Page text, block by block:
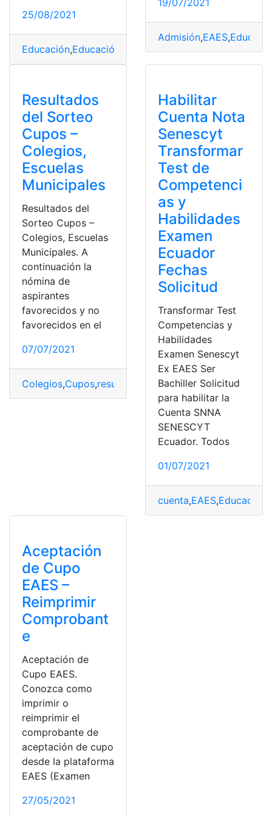
25/08/2021
Educación,Educación Superior,Examen,examen de
19/07/2021
Admisión,EAES,
Resultados
del Sorteo
Cupos –
Colegios,
Escuelas
Municipales
Resultados del
Sorteo Cupos –
Colegios, Escuelas
Municipales. A
continuación la
nómina de
aspirantes
favorecidos y no
favorecidos en el
07/07/2021
Colegios,Cupos,resultados secretaría de educación
Habilitar
Cuenta Nota
Senescyt
Transformar
Test de
Competenci
as y
Habilidades
Examen
Ecuador
Fechas
Solicitud
Transformar Test
Competencias y
Habilidades
Examen Senescyt
Ex EAES Ser
Bachiller Solicitud
para habilitar la
Cuenta SNNA
SENESCYT
Ecuador. Todos
01/07/2021
cuenta,EAES,Educación
Aceptación
de Cupo
EAES –
Reimprimir
Comprobant
e
Aceptación de
Cupo EAES.
Conozca como
imprimir o
reimprimir el
comprobante de
aceptación de cupo
desde la plataforma
EAES (Examen
27/05/2021